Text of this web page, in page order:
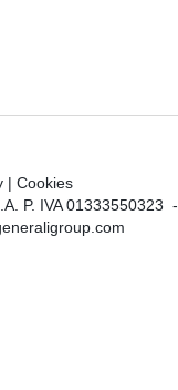
| Cookies
P. IVA 01333550323 -